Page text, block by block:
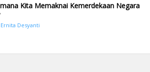
Kita Memaknai Kemerdekaan Negara
Desyanti